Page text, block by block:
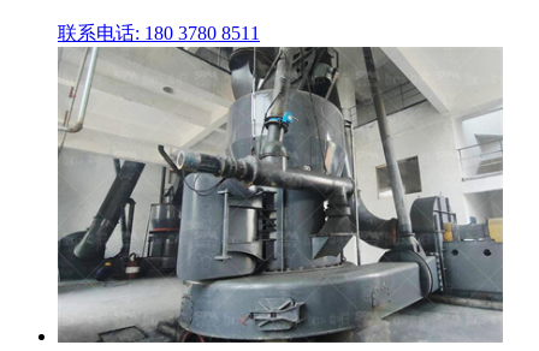
联系电话: 180 3780 8511